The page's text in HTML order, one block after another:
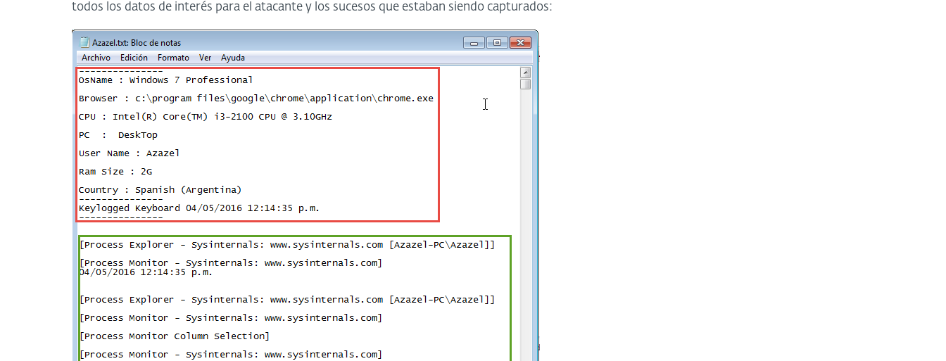
todos los datos de interés para el atacante y los sucesos que estaban siendo capturados: